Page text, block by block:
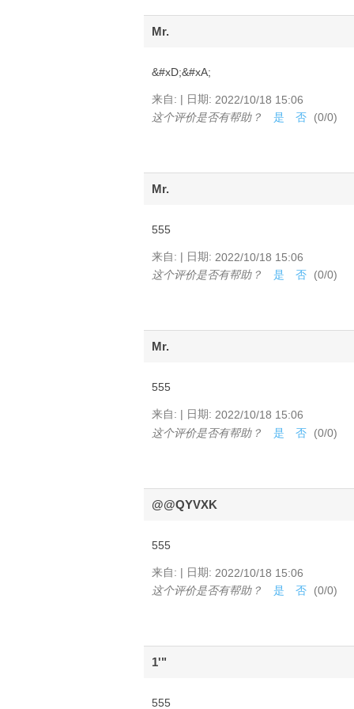
Mr.
&#xD;&#xA;
来自: | 日期: 2022/10/18 15:06
这个评价是否有帮助？
是 否 (0/0)
Mr.
555
来自: | 日期: 2022/10/18 15:06
这个评价是否有帮助？
是 否 (0/0)
Mr.
555
来自: | 日期: 2022/10/18 15:06
这个评价是否有帮助？
是 否 (0/0)
@@QYVXK
555
来自: | 日期: 2022/10/18 15:06
这个评价是否有帮助？
是 否 (0/0)
1'"
555